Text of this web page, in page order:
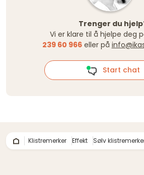
Trenger du
Vi er klare til å hjelpe deg
239 60 966 eller på
Start chat
Klistremerker Effekt Sølv